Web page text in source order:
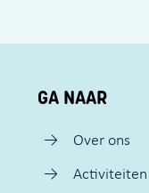
GA NAAR
Over ons
Activiteiten